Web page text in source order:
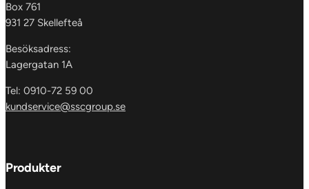
Box 761
931 27 Skellefteå
Besöksadress:
Lagergatan 1A
Tel: 0910-72 59 00
kundservice@sscgroup.se
Produkter